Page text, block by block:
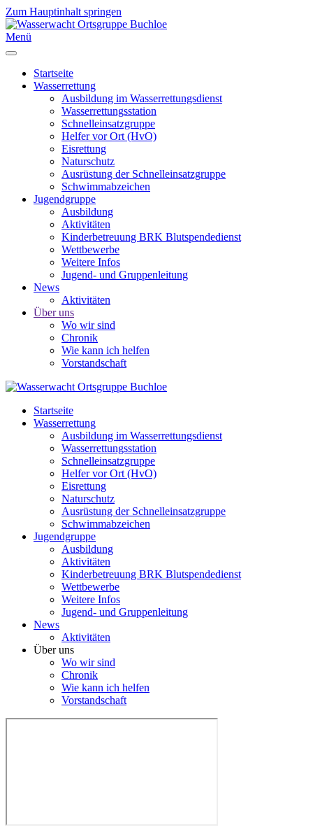
Zum Hauptinhalt springen
Menü
Startseite
Wasserrettung
Ausbildung im Wasserrettungsdienst
Wasserrettungsstation
Schnelleinsatzgruppe
Helfer vor Ort (HvO)
Eisrettung
Naturschutz
Ausrüstung der Schnelleinsatzgruppe
Schwimmabzeichen
Jugendgruppe
Ausbildung
Aktivitäten
Kinderbetreuung BRK Blutspendedienst
Wettbewerbe
Weitere Infos
Jugend- und Gruppenleitung
News
Aktivitäten
Über uns
Wo wir sind
Chronik
Wie kann ich helfen
Vorstandschaft
Startseite
Wasserrettung
Ausbildung im Wasserrettungsdienst
Wasserrettungsstation
Schnelleinsatzgruppe
Helfer vor Ort (HvO)
Eisrettung
Naturschutz
Ausrüstung der Schnelleinsatzgruppe
Schwimmabzeichen
Jugendgruppe
Ausbildung
Aktivitäten
Kinderbetreuung BRK Blutspendedienst
Wettbewerbe
Weitere Infos
Jugend- und Gruppenleitung
News
Aktivitäten
Über uns
Wo wir sind
Chronik
Wie kann ich helfen
Vorstandschaft